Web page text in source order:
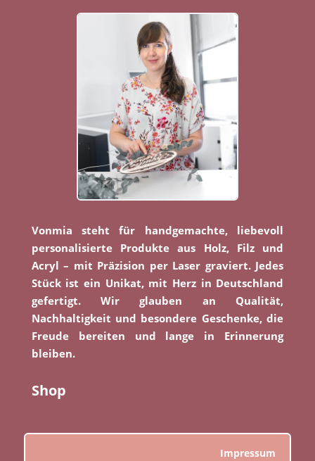
Vonmia steht für handgemachte, liebevoll
personalisierte Produkte aus Holz, Filz und
Acryl – mit Präzision per Laser graviert. Jedes
Stück ist ein Unikat, mit Herz in Deutschland
gefertigt. Wir glauben an Qualität,
Nachhaltigkeit und besondere Geschenke, die
Freude bereiten und lange in Erinnerung
bleiben.
Shop
Impressum